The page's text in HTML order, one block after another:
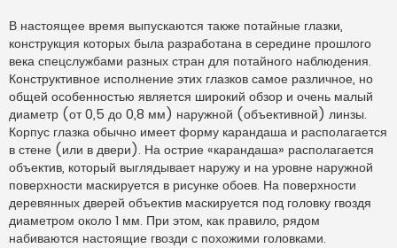
В настоящее время выпускаются также потайные глазки,
конструкция которых была разработана в середине прошлого
века спецслужбами разных стран для потайного наблюдения.
Конструктивное исполнение этих глазков самое различное, но
общей особенностью является широкий обзор и очень малый
диаметр (от 0,5 до 0,8 мм) наружной (объективной) линзы.
Корпус глазка обычно имеет форму карандаша и располагается
в стене (или в двери). На острие «карандаша» располагается
объектив, который выглядывает наружу и на уровне наружной
поверхности маскируется в рисунке обоев. На поверхности
деревянных дверей объектив маскируется под головку гвоздя
диаметром около 1 мм. При этом, как правило, рядом
набиваются настоящие гвозди с похожими головками.